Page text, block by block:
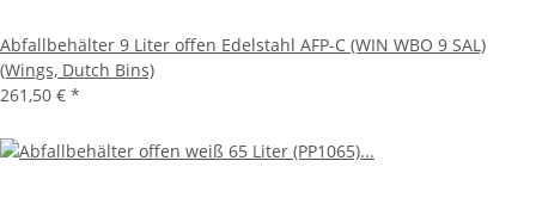
Abfallbehälter 9 Liter offen Edelstahl AFP-C (WIN WBO 9 SAL)
(Wings, Dutch Bins)
261,50 € *